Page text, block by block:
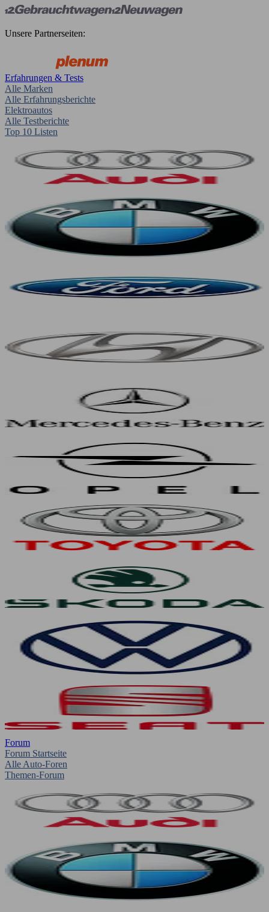
Unsere Partnerseiten:
Erfahrungen & Tests
Alle Marken
Alle Erfahrungsberichte
Elektroautos
Alle Testberichte
Top 10 Listen
Forum
Forum Startseite
Alle Auto-Foren
Themen-Forum